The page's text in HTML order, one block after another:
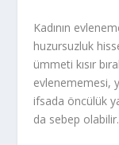
Kadının
huzursuzluk
ümmeti kısır
evlenememesi,
ifsada öncülük
da sebep olabilir.